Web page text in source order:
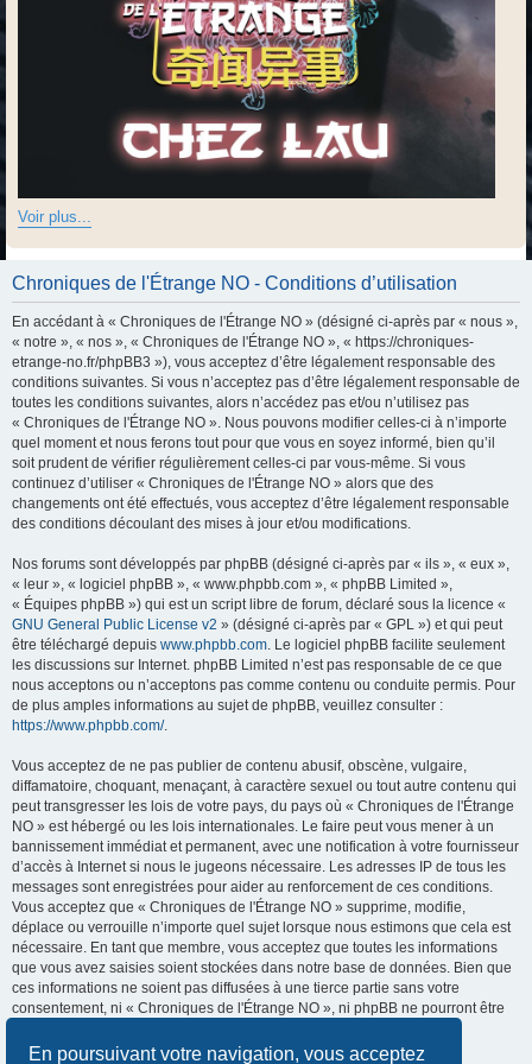
En poursuivant votre navigation, vous acceptez
Voir plus...
Chroniques de l'Étrange NO - Conditions d’utilisation
En accédant à « Chroniques de l'Étrange NO » (désigné ci-après par « nous »,
« notre », « nos », « Chroniques de l'Étrange NO », « https://chroniques-
etrange-no.fr/phpBB3 »), vous acceptez d’être légalement responsable des
conditions suivantes. Si vous n’acceptez pas d’être légalement responsable de
toutes les conditions suivantes, alors n’accédez pas et/ou n’utilisez pas
« Chroniques de l'Étrange NO ». Nous pouvons modifier celles-ci à n’importe
quel moment et nous ferons tout pour que vous en soyez informé, bien qu’il
soit prudent de vérifier régulièrement celles-ci par vous-même. Si vous
continuez d’utiliser « Chroniques de l'Étrange NO » alors que des
changements ont été effectués, vous acceptez d’être légalement responsable
des conditions découlant des mises à jour et/ou modifications.
Nos forums sont développés par phpBB (désigné ci-après par « ils », « eux »,
« leur », « logiciel phpBB », « www.phpbb.com », « phpBB Limited »,
« Équipes phpBB ») qui est un script libre de forum, déclaré sous la licence «
GNU General Public License v2 » (désigné ci-après par « GPL ») et qui peut
être téléchargé depuis www.phpbb.com . Le logiciel phpBB facilite seulement
les discussions sur Internet. phpBB Limited n’est pas responsable de ce que
nous acceptons ou n’acceptons pas comme contenu ou conduite permis. Pour
de plus amples informations au sujet de phpBB, veuillez consulter :
https://www.phpbb.com/.
Vous acceptez de ne pas publier de contenu abusif, obscène, vulgaire,
diffamatoire, choquant, menaçant, à caractère sexuel ou tout autre contenu qui
peut transgresser les lois de votre pays, du pays où « Chroniques de l'Étrange
NO » est hébergé ou les lois internationales. Le faire peut vous mener à un
bannissement immédiat et permanent, avec une notification à votre fournisseur
d’accès à Internet si nous le jugeons nécessaire. Les adresses IP de tous les
messages sont enregistrées pour aider au renforcement de ces conditions.
Vous acceptez que « Chroniques de l'Étrange NO » supprime, modifie,
déplace ou verrouille n’importe quel sujet lorsque nous estimons que cela est
nécessaire. En tant que membre, vous acceptez que toutes les informations
que vous avez saisies soient stockées dans notre base de données. Bien que
ces informations ne soient pas diffusées à une tierce partie sans votre
consentement, ni « Chroniques de l'Étrange NO », ni phpBB ne pourront être
compromettre les données.